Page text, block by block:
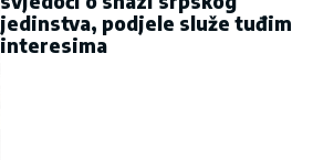
jedinstva, podjele služe tuđim
interesima